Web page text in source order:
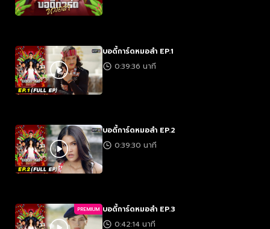
บอดี้การ์ดหมอลำ EP.1
0:39:36 นาที
บอดี้การ์ดหมอลำ EP.2
0:39:30 นาที
PREMIUM บอดี้การ์ดหมอลำ EP.3
0:42:14 นาที